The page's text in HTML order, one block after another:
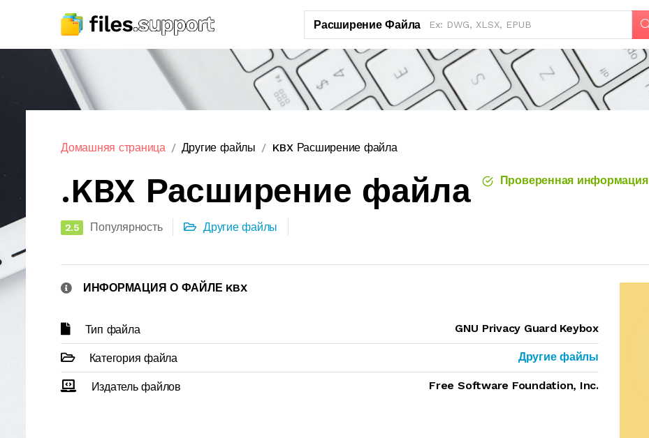
Расширение Файла
Домашняя страница Другие файлы KBX Расширение файла
.KBX Расширение файла Проверенная информация
2.5 Популярность Другие файлы
ИНФОРМАЦИЯ О ФАЙЛЕ KBX
Тип файла GNU Privacy Guard Keybox
Категория файла Другие файлы
Издатель файлов Free Software Foundation, Inc.